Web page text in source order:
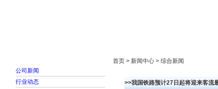
公司新闻
行业动态
首页 > 新闻中心 > 综合新闻
>>我国铁路预计27日起将迎来客流